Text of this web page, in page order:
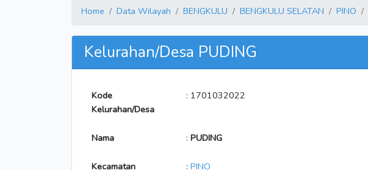
Home Data Wilayah BENGKULU BENGKULU SELATAN PINO
Kelurahan/Desa PUDING
Kode
Kelurahan/Desa
: 1701032022
Nama : PUDING
Kecamatan : PINO